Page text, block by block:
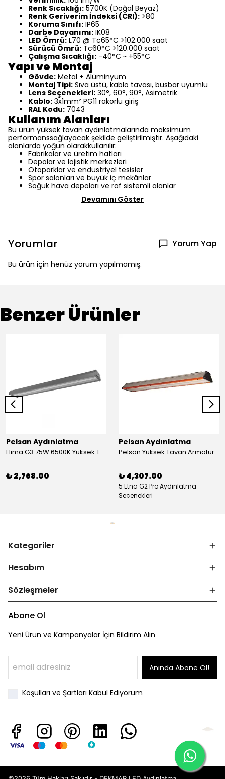
Renk Sıcaklığı: 5700K (Doğal Beyaz)
Renk Geriverim İndeksi (CRI): >80
Koruma Sınıfı: IP65
Darbe Dayanımı: IK08
LED Ömrü: L70 @ Tc65°C >102.000 saat
Sürücü Ömrü: Tc60°C >120.000 saat
Çalışma Sıcaklığı: -40°C ~ +55°C
Yapı ve Montaj
Gövde: Metal + Alüminyum
Montaj Tipi: Sıva üstü, kablo tavası, busbar uyumlu
Lens Seçenekleri: 30°, 60°, 90°, Asimetrik
Kablo: 3x1mm² PG11 rakorlu giriş
RAL Kodu: 7043
Kullanım Alanları
Bu ürün yüksek tavan aydınlatmalarında maksimum
performanssağlayacak şekilde geliştirilmiştir. Aşağıdaki
alanlarda yoğun olarakkullanılır:
Fabrikalar ve üretim hatları
Depolar ve lojistik merkezleri
Otoparklar ve endüstriyel tesisler
Spor salonları ve büyük iç mekânlar
Soğuk hava depoları ve raf sistemli alanlar
Devamını Göster
Yorumlar Yorum Yap
Bu ürün için henüz yorum yapılmamış.
Benzer Ürünler
Pelsan Aydınlatma
Hima G3 75W 6500K Yüksek Tavan Armatür
₺ 2,768.00
Pelsan Aydınlatma
Pelsan Yüksek Tavan Armatürü Etna G2 Food
₺ 4,307.00
5 Etna G2 Pro Aydınlatma
Seçenekleri
Kategoriler
Hesabım
Sözleşmeler
Abone Ol
Yeni Ürün ve Kampanyalar İçin Bildirim Alın
Anında Abone Ol!
Koşulları ve Şartları Kabul Ediyorum